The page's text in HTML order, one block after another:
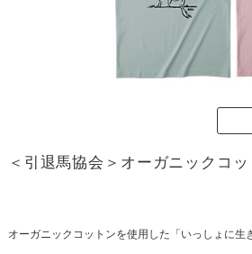
＜引退馬協会＞オーガニックコ
オーガニックコットンを使用した「いっしょに生